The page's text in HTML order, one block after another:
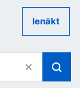
Ienākt